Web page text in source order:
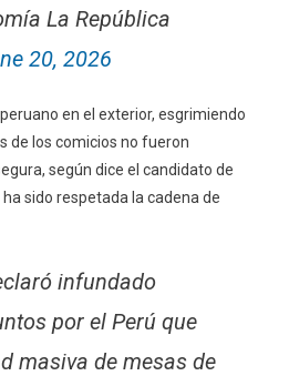
La República
20, 2026
en el exterior, esgrimiendo
de los comicios no fueron
según dice el candidato de
ha sido respetada la cadena de
infundado
por el Perú que
masiva de mesas de